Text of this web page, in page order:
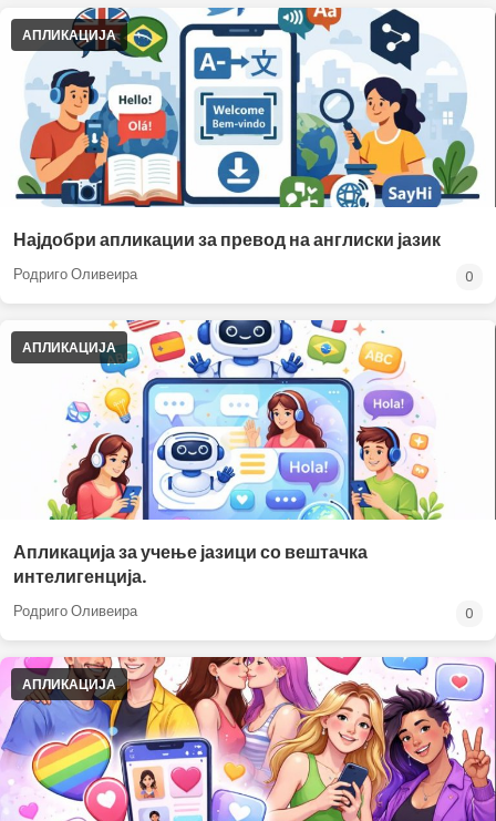
АПЛИКАЦИЈА
Најдобри апликации за превод на англиски јазик
Родриго Оливеира 0
АПЛИКАЦИЈА
Апликација за учење јазици со вештачка
интелигенција.
Родриго Оливеира 0
АПЛИКАЦИЈА